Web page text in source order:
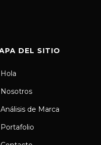
DEL SITIO
Hola
Nosotros
Análisis de Marca
Portafolio